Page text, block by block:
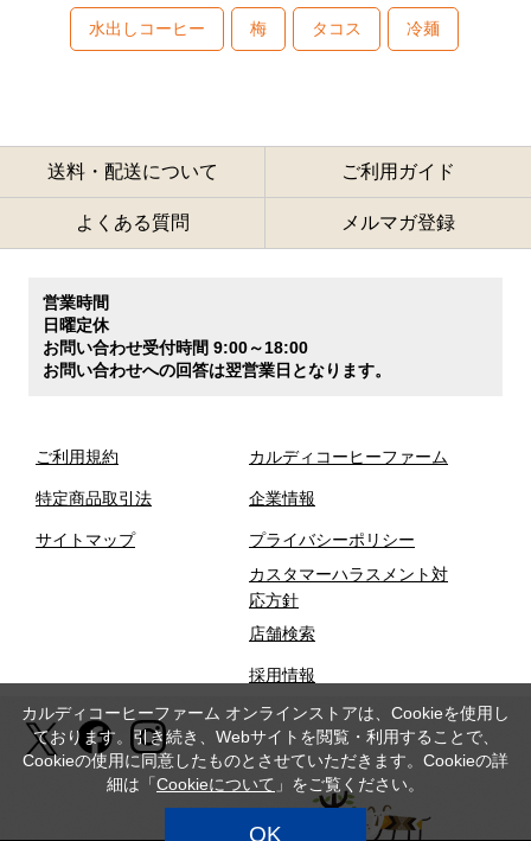
水出しコーヒー 梅 タコス 冷麺
送料・配送について ご利用ガイド
よくある質問 メルマガ登録
営業時間
日曜定休
お問い合わせ受付時間 9:00～18:00
お問い合わせへの回答は翌営業日となります。
ご利用規約
特定商品取引法
サイトマップ
カルディコーヒーファーム
企業情報
プライバシーポリシー
カスタマーハラスメント対
応方針
店舗検索
採用情報
カルディコーヒーファーム オンラインストアは、Cookieを使用し
ております。引き続き、Webサイトを閲覧・利用することで、
Cookieの使用に同意したものとさせていただきます。Cookieの詳
細は「Cookieについて 」をご覧ください。
OK